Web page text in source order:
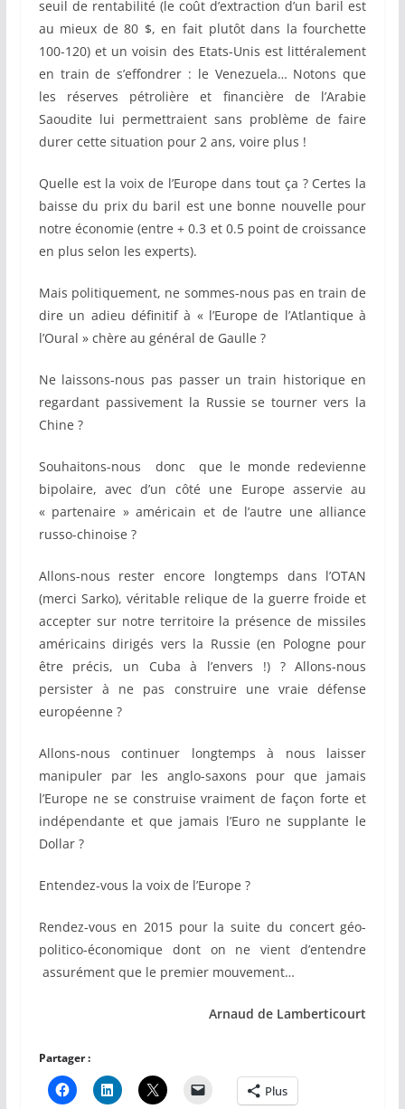
seuil de rentabilité (le coût d’extraction d’un baril est
au mieux de 80 $, en fait plutôt dans la fourchette
100-120) et un voisin des Etats-Unis est littéralement
en train de s’effondrer : le Venezuela… Notons que
les réserves pétrolière et financière de l’Arabie
Saoudite lui permettraient sans problème de faire
durer cette situation pour 2 ans, voire plus !
Quelle est la voix de l’Europe dans tout ça ? Certes la
baisse du prix du baril est une bonne nouvelle pour
notre économie (entre + 0.3 et 0.5 point de croissance
en plus selon les experts).
Mais politiquement, ne sommes-nous pas en train de
dire un adieu définitif à « l’Europe de l’Atlantique à
l’Oural » chère au général de Gaulle ?
Ne laissons-nous pas passer un train historique en
regardant passivement la Russie se tourner vers la
Chine ?
Souhaitons-nous donc que le monde redevienne
bipolaire, avec d’un côté une Europe asservie au
« partenaire » américain et de l’autre une alliance
russo-chinoise ?
Allons-nous rester encore longtemps dans l’OTAN
(merci Sarko), véritable relique de la guerre froide et
accepter sur notre territoire la présence de missiles
américains dirigés vers la Russie (en Pologne pour
être précis, un Cuba à l’envers !) ? Allons-nous
persister à ne pas construire une vraie défense
européenne ?
Allons-nous continuer longtemps à nous laisser
manipuler par les anglo-saxons pour que jamais
l’Europe ne se construise vraiment de façon forte et
indépendante et que jamais l’Euro ne supplante le
Dollar ?
Entendez-vous la voix de l’Europe ?
Rendez-vous en 2015 pour la suite du concert géo-
politico-économique dont on ne vient d’entendre
assurément que le premier mouvement…
Arnaud de Lamberticourt
Partager :
Plus